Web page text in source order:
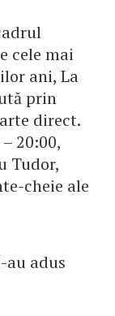
cele mai
ani, La
prin
direct.
20:00,
Tudor,
cheie ale
au adus